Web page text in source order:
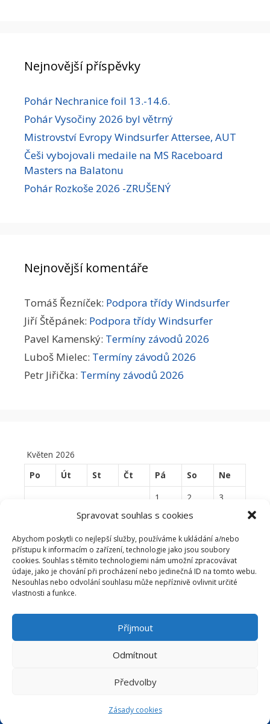
Spravovat souhlas s cookies
Abychom poskytli co nejlepší služby, používáme k ukládání a/nebo
přístupu k informacím o zařízení, technologie jako jsou soubory
cookies. Souhlas s těmito technologiemi nám umožní zpracovávat
údaje, jako je chování při procházení nebo jedinečná ID na tomto webu.
Nesouhlas nebo odvolání souhlasu může nepříznivě ovlivnit určité
vlastnosti a funkce.
Příjmout
Odmítnout
Předvolby
Zásady cookies
Nejnovější příspěvky
Pohár Nechranice foil 13.-14.6.
Pohár Vysočiny 2026 byl větrný
Mistrovství Evropy Windsurfer Attersee, AUT
Češi vybojovali medaile na MS Raceboard
Masters na Balatonu
Pohár Rozkoše 2026 -ZRUŠENÝ
Nejnovější komentáře
Tomáš Řezníček: Podpora třídy Windsurfer
Jiří Štěpánek: Podpora třídy Windsurfer
Pavel Kamenský: Termíny závodů 2026
Luboš Mielec: Termíny závodů 2026
Petr Jiřička: Termíny závodů 2026
Květen 2026
Po
Út St Čt Pá So
Ne
1
2
3
6 7 8 9
11
12 13 14 15 16
17
18
19 20 21 22 23
24
25
26 27 28 29 30 31
« Dub Čvn »
Česká windsurfingová asociace | www.cwa.cz |
KÖNIG SURF|Windsurfing Karlín